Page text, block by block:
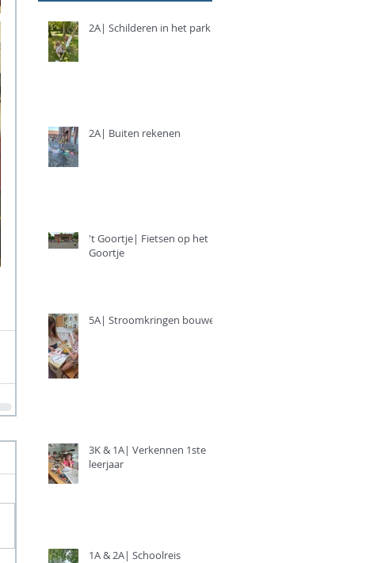
2A| Schilderen in het park
2A| Buiten rekenen
't Goortje| Fietsen op het
Goortje
5A| Stroomkringen bouwen
3K & 1A| Verkennen 1ste
leerjaar
1A & 2A| Schoolreis